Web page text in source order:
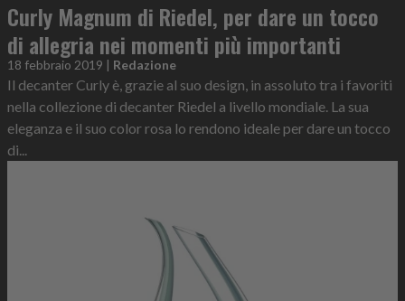
Curly Magnum di Riedel, per dare un tocco
di allegria nei momenti più importanti
18 febbraio 2019 | Redazione
Il decanter Curly è, grazie al suo design, in assoluto tra i favoriti
nella collezione di decanter Riedel a livello mondiale. La sua
eleganza e il suo color rosa lo rendono ideale per dare un tocco
di...